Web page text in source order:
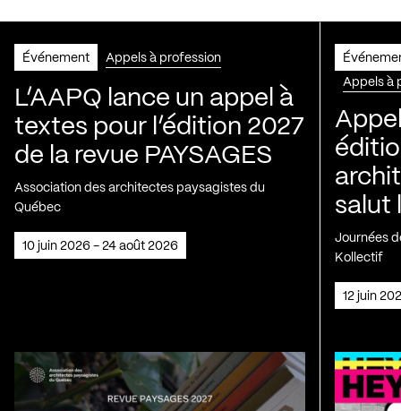
Événement Appels à profession
L’AAPQ lance un appel à
textes pour l’édition 2027
de la revue PAYSAGES
Association des architectes paysagistes du
Québec
10 juin 2026 - 24 août 2026
Appels à
salut
Journées
Kollectif
12 juin